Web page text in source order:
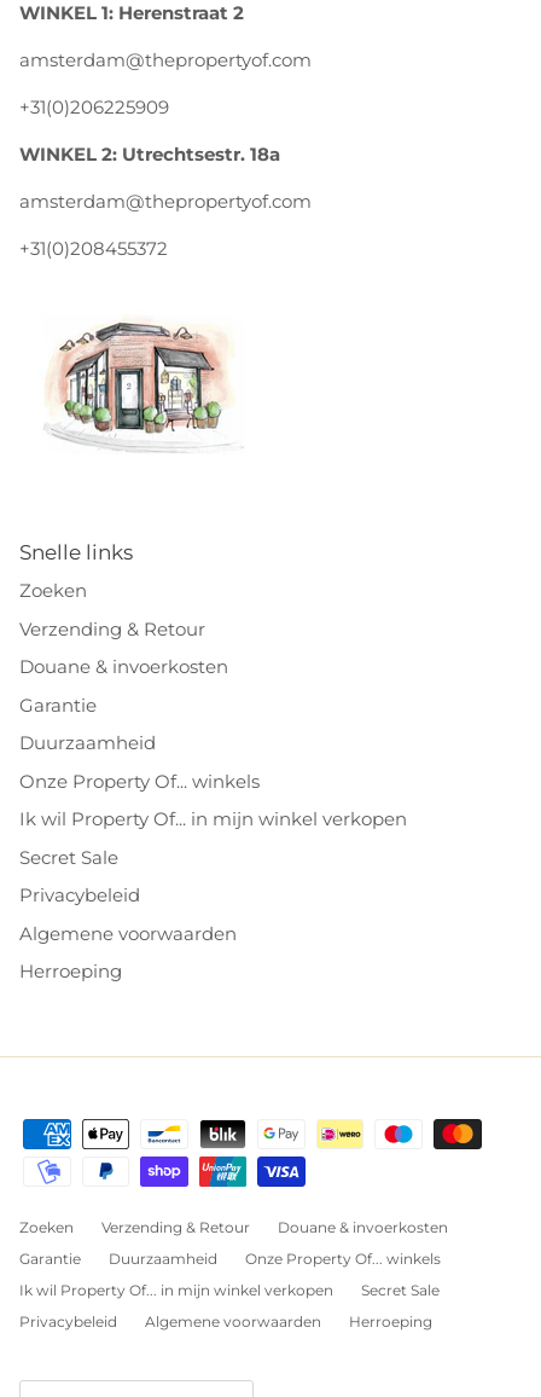
WINKEL 1: Herenstraat 2
amsterdam@thepropertyof.com
+31(0)206225909
WINKEL 2: Utrechtsestr. 18a
amsterdam@thepropertyof.com
+31(0)208455372
Snelle links
Zoeken
Verzending & Retour
Douane & invoerkosten
Garantie
Duurzaamheid
Onze Property Of... winkels
Ik wil Property Of... in mijn winkel verkopen
Secret Sale
Privacybeleid
Algemene voorwaarden
Herroeping
Zoeken Verzending & Retour
Douane & invoerkosten
Garantie
Duurzaamheid
Onze Property Of... winkels
Ik wil Property Of... in mijn winkel verkopen
Secret Sale
Privacybeleid
Algemene voorwaarden Herroeping
Land/Regio